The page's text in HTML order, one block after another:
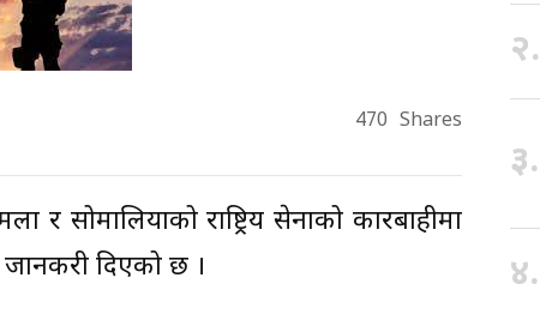
470 Shares
सोमालियाको राष्ट्रिय सेनाको कारबाहीमा
दिएको छ ।
२.
३.
४.